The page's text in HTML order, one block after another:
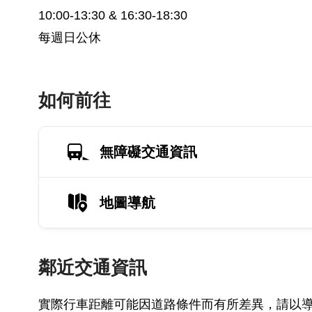
10:00-13:30 & 16:30-18:30
每週日公休
如何前往
無障礙交通資訊
地圖導航
鄰近交通資訊
實際行車距離可能因道路條件而有所差異，請以